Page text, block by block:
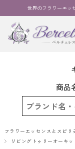
世界のフラワーエッ
商品
フラワーエッセンスとスピ
リビングトゥリーオーキッ